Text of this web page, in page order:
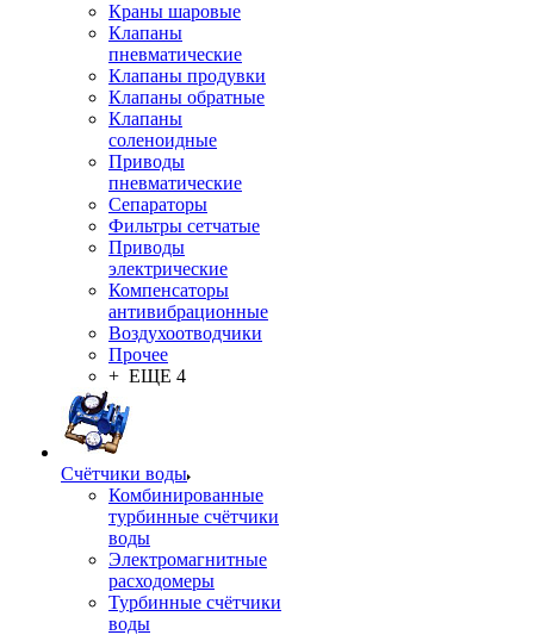
Краны шаровые
Клапаны
пневматические
Клапаны продувки
Клапаны обратные
Клапаны
соленоидные
Приводы
пневматические
Сепараторы
Фильтры сетчатые
Приводы
электрические
Компенсаторы
антивибрационные
Воздухоотводчики
Прочее
+ ЕЩЕ 4
Счётчики воды
Комбинированные
турбинные счётчики
воды
Электромагнитные
расходомеры
Турбинные счётчики
воды